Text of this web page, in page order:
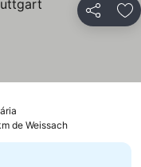
Partilhar
de Weissach